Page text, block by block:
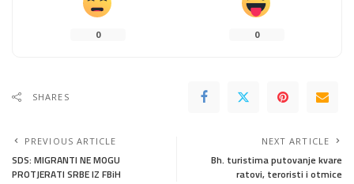
0 0
SHARES
PREVIOUS ARTICLE
SDS: MIGRANTI NE MOGU
PROTJERATI SRBE IZ FBiH
NEXT ARTICLE
Bh. turistima putovanje kvare
ratovi, teroristi i otmice